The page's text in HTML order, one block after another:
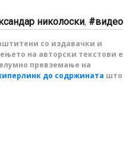
николоски, видео
со издавачки и
на авторски текстови е
превземање на
до содржината што